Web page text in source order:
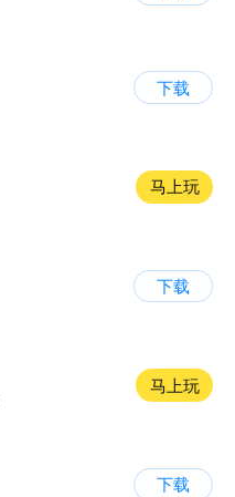
下载
马上玩
下载
马上玩
下载